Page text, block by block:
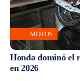
MOTOS
Honda dominó el
en 2026